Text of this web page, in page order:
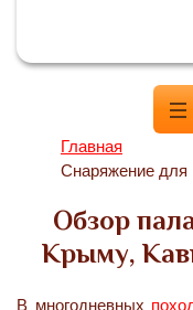
Главная
Снаряжение для
Обзор
Крыму,
В многодневных